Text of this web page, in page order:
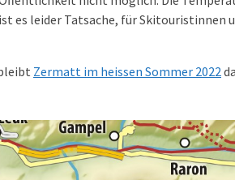
es leider Tatsache, für Skitouristinnen
Zermatt im heissen Sommer 2022